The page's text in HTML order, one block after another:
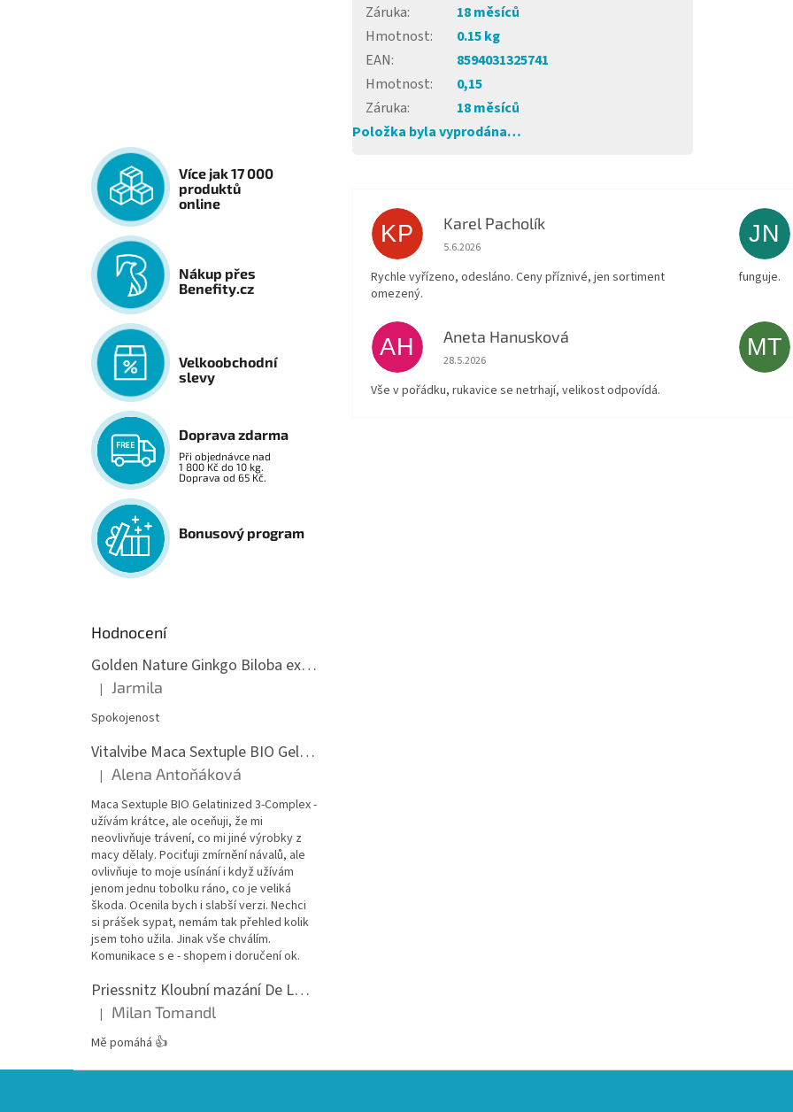
Více jak 17 000
produktů
online
Nákup přes
Benefity.cz
Velkoobchodní
slevy
Doprava zdarma
Při objednávce nad
1 800 Kč do 10 kg.
Doprava od 65 Kč.
Bonusový program
Hodnocení
Golden Nature Ginkgo Biloba extrakt 50:1 60mg, 100 kapslí
Hodnocení produktu je 5 z 5 hvězdiček.
| Jarmila
Spokojenost
Vitalvibe Maca Sextuple BIO Gelatinized 3-Complex, 60 kapslí
Hodnocení produktu je 5 z 5 hvězdiček.
| Alena Antoňáková
Maca Sextuple BIO Gelatinized 3-Complex -
užívám krátce, ale oceňuji, že mi
neovlivňuje trávení, co mi jiné výrobky z
macy dělaly. Pociťuji zmírnění návalů, ale
ovlivňuje to moje usínání i když užívám
jenom jednu tobolku ráno, co je veliká
škoda. Ocenila bych i slabší verzi. Nechci
si prášek sypat, nemám tak přehled kolik
jsem toho užila. Jinak vše chválím.
Komunikace s e - shopem i doručení ok.
Priessnitz Kloubní mazání De Luxe, 200ml
Hodnocení produktu je 5 z 5 hvězdiček.
| Milan Tomandl
Mě pomáhá 👍
Záruka:
18 měsíců
Hmotnost:
0.15 kg
EAN:
8594031325741
Hmotnost:
0,15
Záruka:
18 měsíců
Položka byla vyprodána…
KP Karel Pacholík
Hodnocení obchodu je 4 z 5 hvězdiček.
5.6.2026
Rychle vyřízeno, odesláno. Ceny příznivé, jen sortiment
omezený.
JN
funguje.
AH Aneta Hanusková
Hodnocení obchodu je 5 z 5 hvězdiček.
28.5.2026
Vše v pořádku, rukavice se netrhají, velikost odpovídá.
MT